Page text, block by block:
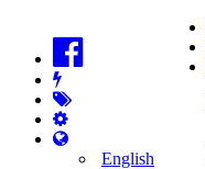
English